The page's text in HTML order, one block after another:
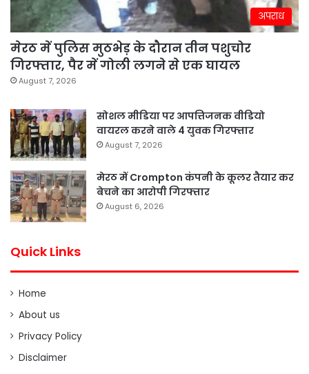
अपराध
मेरठ में पुलिस मुठभेड़ के दौरान तीन पशुचोर
गिरफ्तार, पैर में गोली लगने से एक घायल
August 7, 2026
सोशल मीडिया पर आपत्तिजनक वीडियो
वायरल करने वाले 4 युवक गिरफ्तार
August 7, 2026
मेरठ में Crompton कंपनी के कूलर तैयार कर
बेचने का आरोपी गिरफ्तार
August 6, 2026
Quick Links
Home
About us
Privacy Policy
Disclaimer